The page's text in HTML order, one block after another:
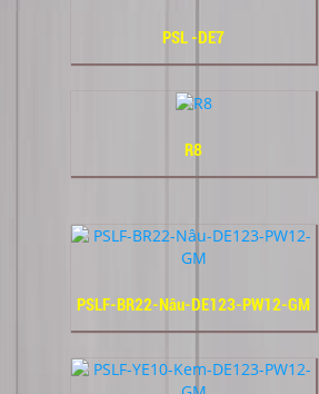
PSL -DE7
R8
PSLF-BR22-Nâu-DE123-PW12-GM